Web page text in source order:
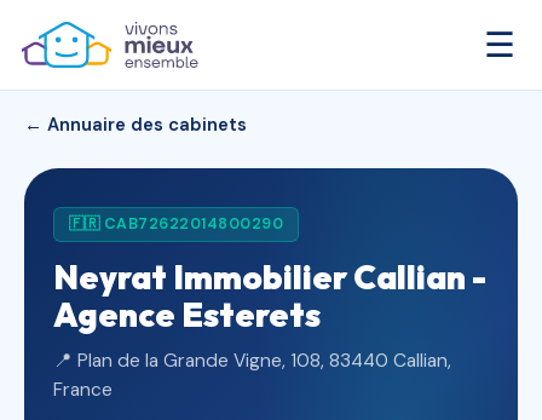
☰
← Annuaire des cabinets
🇫🇷 CAB72622014800290
Neyrat Immobilier Callian -
Agence Esterets
📍 Plan de la Grande Vigne, 108, 83440 Callian,
France